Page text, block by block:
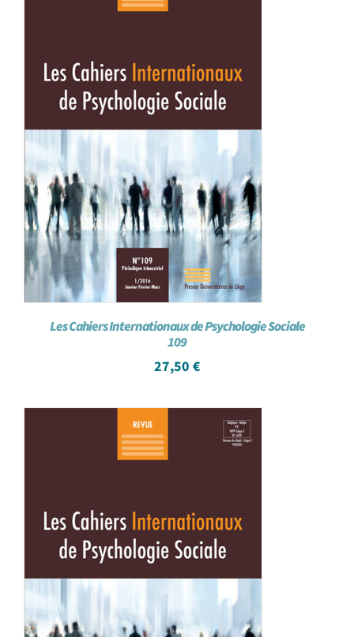
Les Cahiers Internationaux de Psychologie Sociale
109
27,50 €